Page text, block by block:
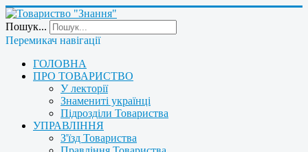
Пошук...
Перемикач навігації
ГОЛОВНА
ПРО ТОВАРИСТВО
У лекторії
Знамениті українці
Підрозділи Товариства
УПРАВЛІННЯ
З'їзд Товариства